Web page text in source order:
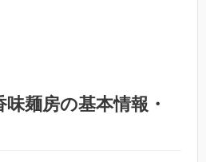
麺房の基本情報・